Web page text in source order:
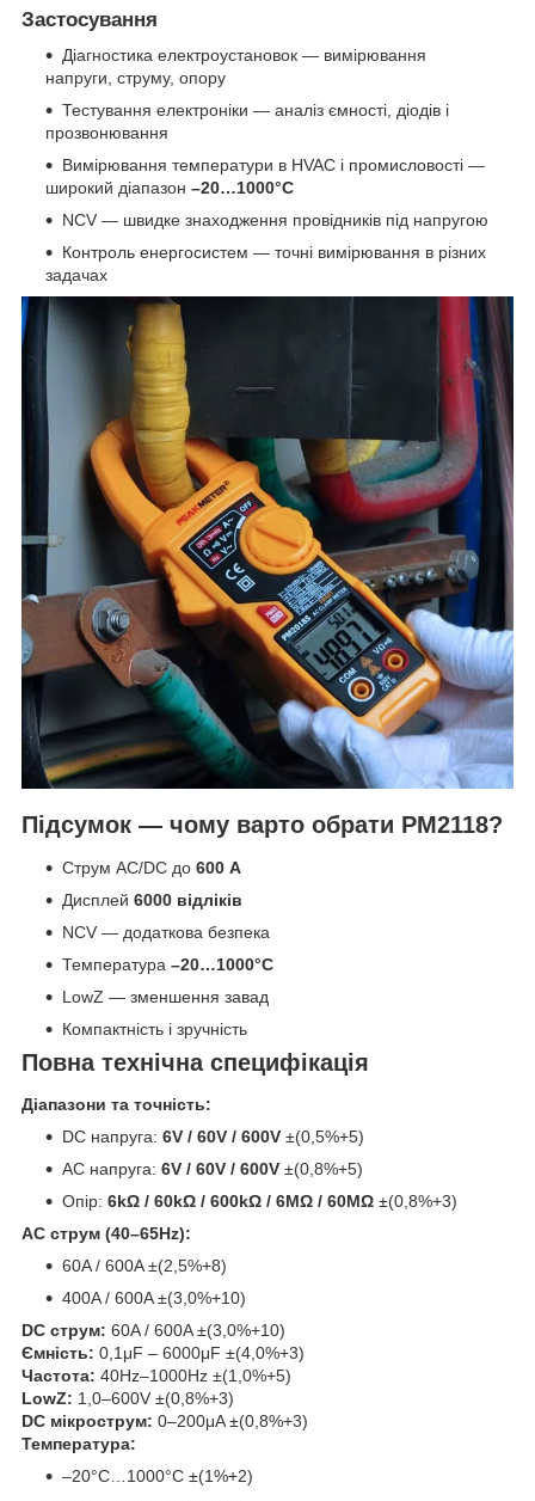
Застосування
Діагностика електроустановок — вимірювання
напруги, струму, опору
Тестування електроніки — аналіз ємності, діодів і
прозвонювання
Вимірювання температури в HVAC і промисловості —
широкий діапазон –20…1000°C
NCV — швидке знаходження провідників під напругою
Контроль енергосистем — точні вимірювання в різних
задачах
Підсумок — чому варто обрати PM2118?
Струм AC/DC до 600 A
Дисплей 6000 відліків
NCV — додаткова безпека
Температура –20…1000°C
LowZ — зменшення завад
Компактність і зручність
Повна технічна специфікація
Діапазони та точність:
DC напруга: 6V / 60V / 600V ±(0,5%+5)
AC напруга: 6V / 60V / 600V ±(0,8%+5)
Опір: 6kΩ / 60kΩ / 600kΩ / 6MΩ / 60MΩ ±(0,8%+3)
AC струм (40–65Hz):
60A / 600A ±(2,5%+8)
400A / 600A ±(3,0%+10)
DC струм: 60A / 600A ±(3,0%+10)
Ємність: 0,1μF – 6000μF ±(4,0%+3)
Частота: 40Hz–1000Hz ±(1,0%+5)
LowZ: 1,0–600V ±(0,8%+3)
DC мікрострум: 0–200μA ±(0,8%+3)
Температура:
–20°C…1000°C ±(1%+2)